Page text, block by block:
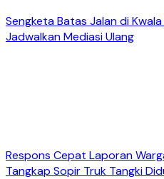
Sengketa Batas Jalan di
Jadwalkan Mediasi Ulang
Respons Cepat Laporan
Tangkap Sopir Truk Tangki